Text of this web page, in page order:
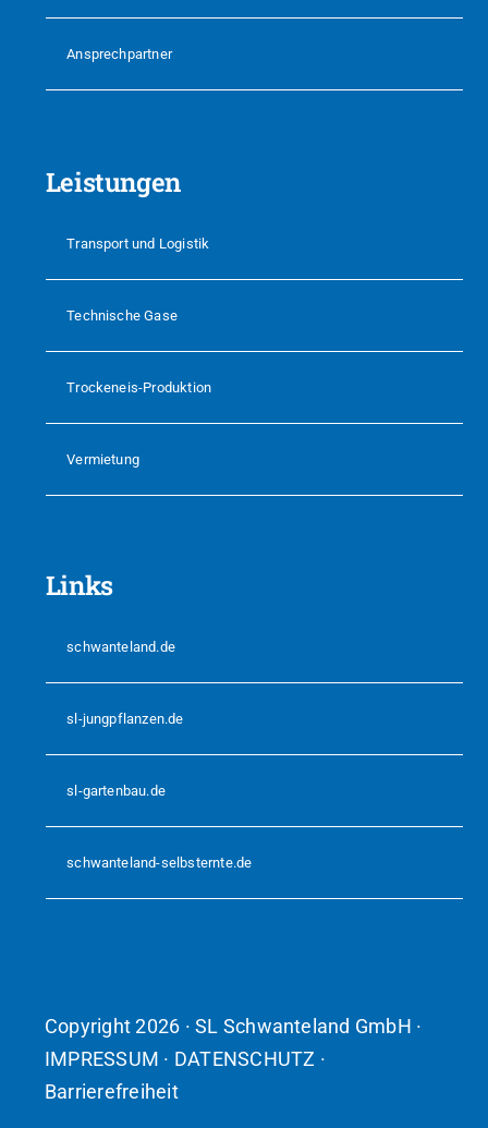
Ansprechpartner
Leistungen
Transport und Logistik
Technische Gase
Trockeneis-Produktion
Vermietung
Links
schwanteland.de
sl-jungpflanzen.de
sl-gartenbau.de
schwanteland-selbsternte.de
Copyright 2026 · SL Schwanteland GmbH ·
IMPRESSUM · DATENSCHUTZ ·
Barrierefreiheit